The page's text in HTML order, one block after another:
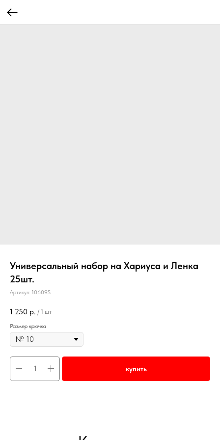
Универсальный набор на Хариуса и Ленка
25шт.
Артикул: 10609S
1 250 р. / 1 шт
Размер крючка
купить